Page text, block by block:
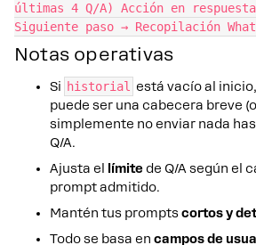
últimas 4 Q/A) Acción en
Siguiente paso → Recopilación
Notas operativas
Si historial está vacío al
puede ser una cabecera breve
simplemente no enviar nada
Q/A.
Ajusta el
límite de Q/A según el
prompt admitido.
Mantén tus promptscortos y
Todo se basa en campos de